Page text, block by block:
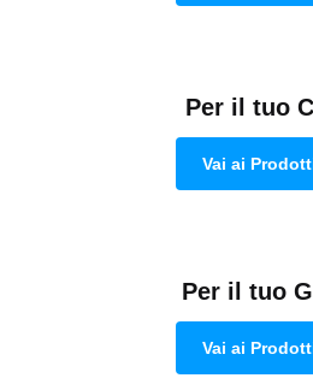
Per il tuo
Vai ai
Per il tuo
Vai ai